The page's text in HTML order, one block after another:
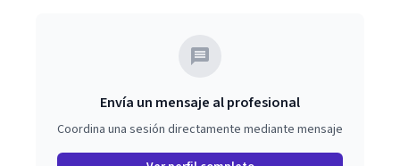
Envía un mensaje al profesional
Coordina una sesión directamente mediante mensaje